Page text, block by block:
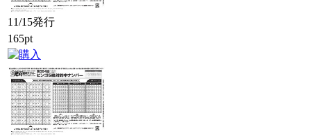
11/15発行
165pt